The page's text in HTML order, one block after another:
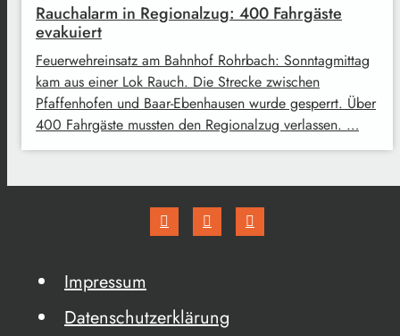
Rauchalarm in Regionalzug: 400 Fahrgäste
evakuiert
Feuerwehreinsatz am Bahnhof Rohrbach: Sonntagmittag
kam aus einer Lok Rauch. Die Strecke zwischen
Pfaffenhofen und Baar-Ebenhausen wurde gesperrt. Über
400 Fahrgäste mussten den Regionalzug verlassen. …
Impressum
Datenschutzerklärung